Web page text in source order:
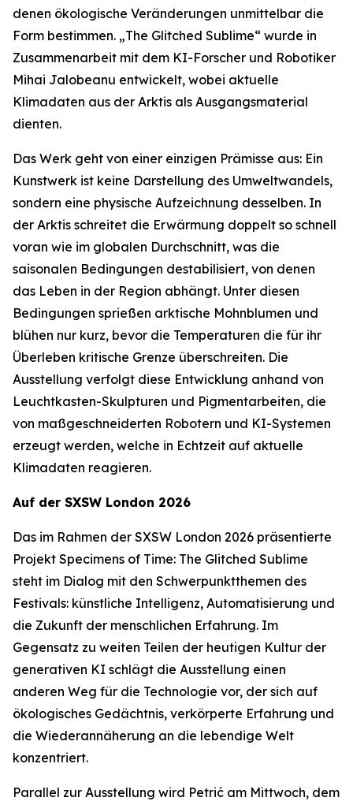
denen ökologische Veränderungen unmittelbar die
Form bestimmen. „The Glitched Sublime“ wurde in
Zusammenarbeit mit dem KI-Forscher und Robotiker
Mihai Jalobeanu entwickelt, wobei aktuelle
Klimadaten aus der Arktis als Ausgangsmaterial
dienten.
Das Werk geht von einer einzigen Prämisse aus: Ein
Kunstwerk ist keine Darstellung des Umweltwandels,
sondern eine physische Aufzeichnung desselben. In
der Arktis schreitet die Erwärmung doppelt so schnell
voran wie im globalen Durchschnitt, was die
saisonalen Bedingungen destabilisiert, von denen
das Leben in der Region abhängt. Unter diesen
Bedingungen sprießen arktische Mohnblumen und
blühen nur kurz, bevor die Temperaturen die für ihr
Überleben kritische Grenze überschreiten. Die
Ausstellung verfolgt diese Entwicklung anhand von
Leuchtkasten-Skulpturen und Pigmentarbeiten, die
von maßgeschneiderten Robotern und KI-Systemen
erzeugt werden, welche in Echtzeit auf aktuelle
Klimadaten reagieren.
Auf der SXSW London 2026
Das im Rahmen der SXSW London 2026 präsentierte
Projekt Specimens of Time: The Glitched Sublime
steht im Dialog mit den Schwerpunktthemen des
Festivals: künstliche Intelligenz, Automatisierung und
die Zukunft der menschlichen Erfahrung. Im
Gegensatz zu weiten Teilen der heutigen Kultur der
generativen KI schlägt die Ausstellung einen
anderen Weg für die Technologie vor, der sich auf
ökologisches Gedächtnis, verkörperte Erfahrung und
die Wiederannäherung an die lebendige Welt
konzentriert.
Parallel zur Ausstellung wird Petrić am Mittwoch, dem